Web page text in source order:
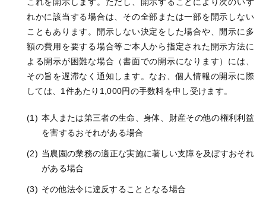
れかに該当する場合は、その全部または一部を開示しない
こともあります。開示しない決定をした場合や、開示に多
額の費用を要する場合等ご本人から指定された開示方法に
よる開示が困難な場合（書面での開示になります）には、
その旨を遅滞なく通知します。なお、個人情報の開示に際
しては、1件あたり1,000円の手数料を申し受けます。
本人または第三者の生命、身体、財産その他の権利利益
を害するおそれがある場合
当農園の業務の適正な実施に著しい支障を及ぼすおそれ
がある場合
その他法令に違反することとなる場合